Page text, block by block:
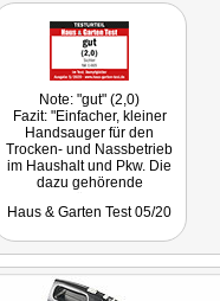
Note: "gut" (2,0)
Fazit: "Einfacher, kleiner
Handsauger für den
Trocken- und Nassbetrieb
im Haushalt und Pkw. Die
dazu gehörende
Wassersaugaufsatz wurden
dass das Zubehör jederzeit
griffbereit verfügbar ist."
Haus & Garten Test 05/20